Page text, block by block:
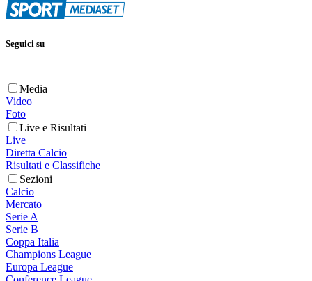
Seguici su
Media
Video
Foto
Live e Risultati
Live
Diretta Calcio
Risultati e Classifiche
Sezioni
Calcio
Mercato
Serie A
Serie B
Coppa Italia
Champions League
Europa League